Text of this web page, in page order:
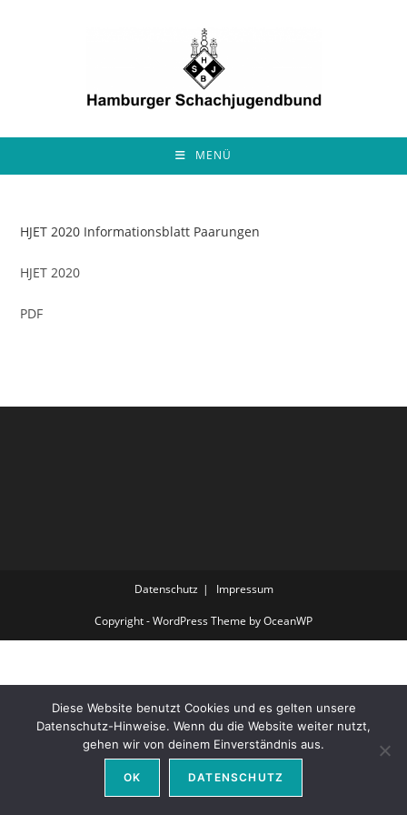
MENÜ
HJET 2020 Informationsblatt Paarungen
HJET 2020
PDF
Datenschutz Impressum
Copyright - WordPress Theme by OceanWP
Diese Website benutzt Cookies und es gelten unsere
Datenschutz-Hinweise. Wenn du die Website weiter nutzt,
gehen wir von deinem Einverständnis aus.
OK DATENSCHUTZ